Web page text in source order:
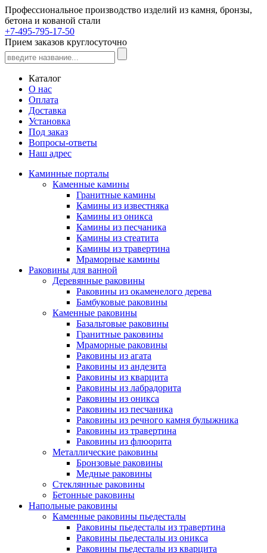
Профессиональное производство изделий из камня, бронзы,
бетона и кованой стали
+7-495-795-17-50
Прием заказов круглосуточно
Каталог
О нас
Оплата
Доставка
Установка
Под заказ
Вопросы-ответы
Наш адрес
Каминные порталы
Каменные камины
Гранитные камины
Камины из известняка
Камины из оникса
Камины из песчаника
Камины из стеатита
Камины из травертина
Мраморные камины
Раковины для ванной
Деревянные раковины
Раковины из окаменелого дерева
Бамбуковые раковины
Каменные раковины
Базальтовые раковины
Гранитные раковины
Мраморные раковины
Раковины из агата
Раковины из андезита
Раковины из кварцита
Раковины из лабрадорита
Раковины из оникса
Раковины из песчаника
Раковины из речного камня булыжника
Раковины из травертина
Раковины из флюорита
Металлические раковины
Бронзовые раковины
Медные раковины
Стеклянные раковины
Бетонные раковины
Напольные раковины
Каменные раковины пьедесталы
Раковины пьедесталы из травертина
Раковины пьедесталы из оникса
Раковины пьедесталы из кварцита